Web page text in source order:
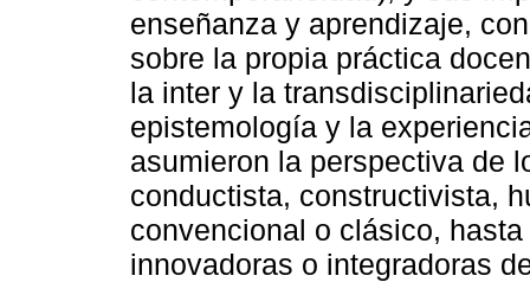
enseñanza y aprendizaje,
sobre la propia práctica
la inter y la
epistemología y la
asumieron la perspectiva de
conductista, constructivista,
convencional o clásico,
innovadoras o integradoras